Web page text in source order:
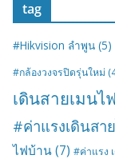
tag
#Hikvision ลำพูน (5)
#กล้องวงจรปิดรุ่นใหม่
เดินสายเมนไ
#ค่าแรงเดินสา
ไฟบ้าน(7) #ค่าแรง